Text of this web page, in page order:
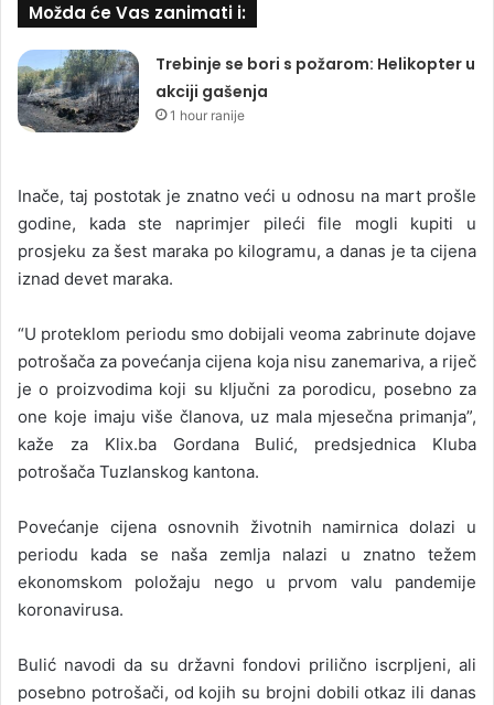
Možda će Vas zanimati i:
Trebinje se bori s požarom: Helikopter u
akciji gašenja
1 hour ranije
Inače, taj postotak je znatno veći u odnosu na mart prošle
godine, kada ste naprimjer pileći file mogli kupiti u
prosjeku za šest maraka po kilogramu, a danas je ta cijena
iznad devet maraka.
“U proteklom periodu smo dobijali veoma zabrinute dojave
potrošača za povećanja cijena koja nisu zanemariva, a riječ
je o proizvodima koji su ključni za porodicu, posebno za
one koje imaju više članova, uz mala mjesečna primanja”,
kaže za Klix.ba Gordana Bulić, predsjednica Kluba
potrošača Tuzlanskog kantona.
Povećanje cijena osnovnih životnih namirnica dolazi u
periodu kada se naša zemlja nalazi u znatno težem
ekonomskom položaju nego u prvom valu pandemije
koronavirusa.
Bulić navodi da su državni fondovi prilično iscrpljeni, ali
posebno potrošači, od kojih su brojni dobili otkaz ili danas